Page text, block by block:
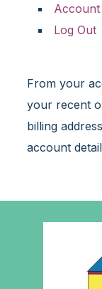
v
Account
Log Out
From your
your recent
billing
account